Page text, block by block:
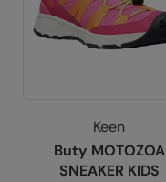
Keen
Buty MOTOZOA
SNEAKER KIDS